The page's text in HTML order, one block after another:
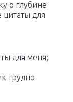
о глубине
цитаты для
для меня;
трудно